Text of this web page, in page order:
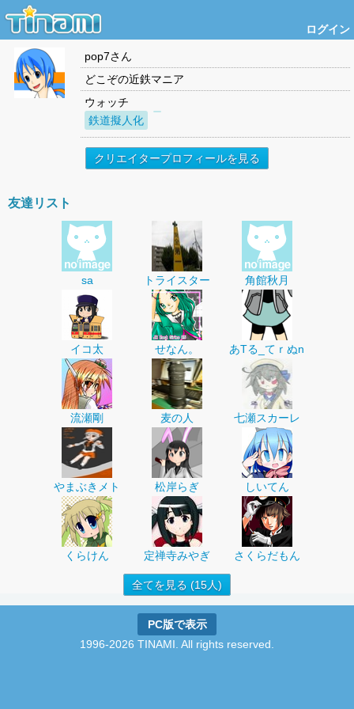
ログイン
pop7さん
どこぞの近鉄マニア
ウォッチ
鉄道擬人化
クリエイタープロフィールを見る
友達リスト
sa トライスター 角館秋月
イコ太 せなん。 あTる_てｒぬn
流瀬剛 麦の人 七瀬スカーレ
やまぶきメト 松岸らぎ しいてん
くらけん 定禅寺みやぎ さくらだもん
全てを見る (15人)
PC版で表示
1996-2026 TINAMI. All rights reserved.